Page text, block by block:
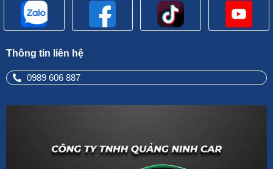
Thông tin liên hệ
0989 606 887